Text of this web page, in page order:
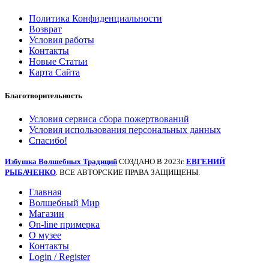
Политика Конфиденциальности
Возврат
Условия работы
Контакты
Новые Статьи
Карта Сайта
Благотворительность
Условия сервиса сбора пожертвований
Условия использования персональных данных
Спасибо!
Избушка Волшебных Традиций СОЗДАНО В 2023г. ЕВГЕНИЙ
РЫБАЧЕНКО. ВСЕ АВТОРСКИЕ ПРАВА ЗАЩИЩЕНЫ.
Главная
Волшебный Мир
Магазин
On-line примерка
О музее
Контакты
Login / Register